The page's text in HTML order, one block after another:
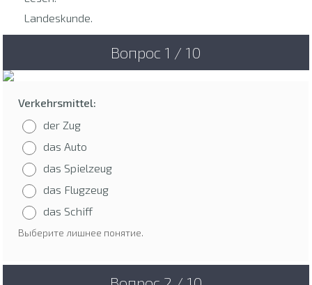
Landeskunde.
Вопрос 1 / 10
Verkehrsmittel:
der Zug
das Auto
das Spielzeug
das Flugzeug
das Schiff
Выберите лишнее понятие.